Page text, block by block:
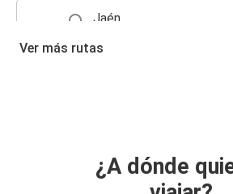
Jaén
Rennes
Ver más rutas
¿A dónde